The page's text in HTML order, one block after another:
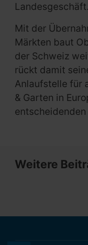
Landesgeschäft.
Mit der
Märkten baut
der Schweiz
rückt damit
Anlaufstelle für
& Garten in
Weitere